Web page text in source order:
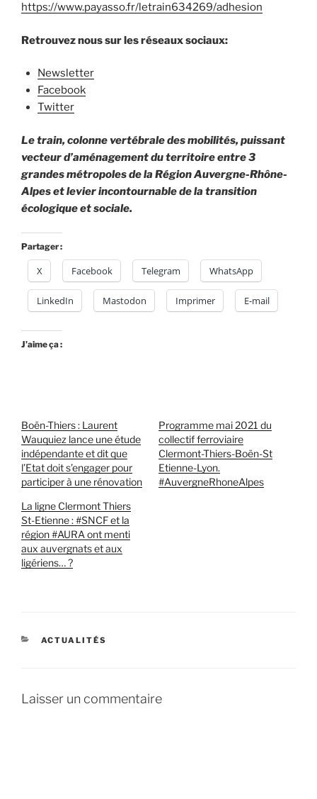
https://www.payasso.fr/letrain634269/adhesion
Retrouvez nous sur les réseaux sociaux:
Newsletter
Facebook
Twitter
Le train, colonne vertébrale des mobilités, puissant
vecteur d’aménagement du territoire entre 3
grandes métropoles de la Région Auvergne-Rhône-
Alpes et levier incontournable de la transition
écologique et sociale.
Partager :
X Facebook Telegram WhatsApp
LinkedIn Mastodon Imprimer E-mail
J’aime ça :
Boën-Thiers : Laurent
Wauquiez lance une étude
indépendante et dit que
l’Etat doit s’engager pour
participer à une rénovation
Programme mai 2021 du
collectif ferroviaire
Clermont-Thiers-Boën-St
Etienne-Lyon.
#AuvergneRhoneAlpes
La ligne Clermont Thiers
St-Etienne : #SNCF et la
région #AURA ont menti
aux auvergnats et aux
ligériens… ?
CATÉGORIES
ACTUALITÉS
Laisser un commentaire